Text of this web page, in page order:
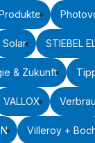
Solar STIEBEL
& Zukunft
VALLOX
Villeroy +